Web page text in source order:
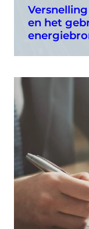
en het